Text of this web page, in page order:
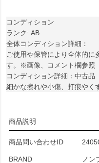
コンディション
ランク: AB
全体コンディション詳細：
ご使用や保管により全体的に
す。※画像、コメント欄参照
コンディション詳細：中古品
細かな擦れや小傷、打痕やく
商品説明
商品問い合わせID
BRAND ノン